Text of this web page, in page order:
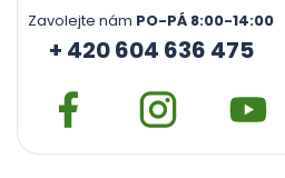
Zavolejte nám PO-PÁ 8:00-14:00
+ 420 604 636 475